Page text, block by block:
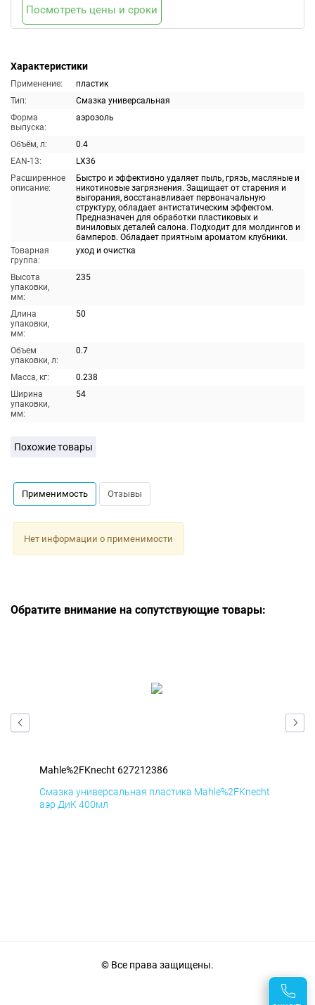
Характеристики
Применение:
пластик
Тип:
Смазка универсальная
Форма
выпуска:
аэрозоль
Объём, л:
0.4
EAN-13:
LX36
Расширенное
описание:
Быстро и эффективно удаляет пыль, грязь, масляные и
никотиновые загрязнения. Защищает от старения и
выгорания, восстанавливает первоначальную
структуру, обладает антистатическим эффектом.
Предназначен для обработки пластиковых и
виниловых деталей салона. Подходит для молдингов и
бамперов. Обладает приятным ароматом клубники.
Товарная
группа:
уход и очистка
Высота
упаковки,
мм:
235
Длина
упаковки,
мм:
50
Объем
упаковки, л:
0.7
Масса, кг:
0.238
Ширина
упаковки,
мм:
54
Посмотреть цены и сроки
Похожие товары
Применимость Отзывы
Нет информации о применимости
Обратите внимание на сопутствующие товары:
Mahle%2FKnecht 627212386
Смазка универсальная пластика Mahle%2FKnecht
аэр ДиК 400мл
© Все права защищены.